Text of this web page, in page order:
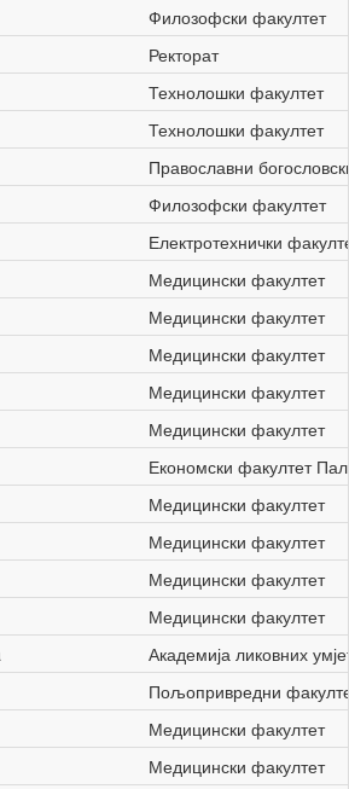
Филозофски факултет
Ректорат
Технолошки факултет
Технолошки факултет
Православни
Филозофски факултет
Електротехнички
Медицински факултет
Медицински факултет
Медицински факултет
Медицински факултет
Медицински факултет
Економски факултет
Медицински факултет
Медицински факултет
Медицински факултет
Медицински факултет
Академија ликовних
Пољопривредни
Медицински факултет
Медицински факултет